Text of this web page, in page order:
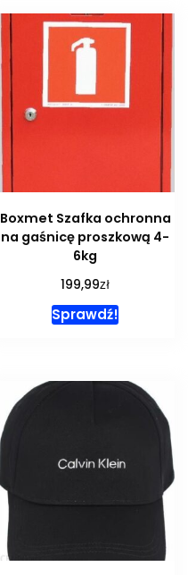
Boxmet Szafka ochronna
na gaśnicę proszkową 4-
6kg
199,99zł
Sprawdź!